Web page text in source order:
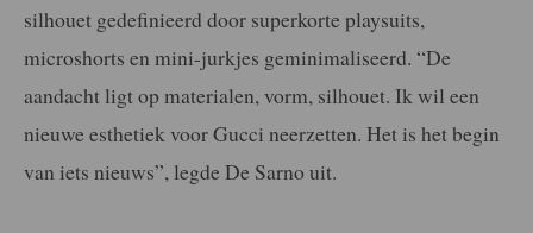
silhouet gedefinieerd door superkorte playsuits,
microshorts en mini-jurkjes geminimaliseerd. “De
aandacht ligt op materialen, vorm, silhouet. Ik wil een
nieuwe esthetiek voor Gucci neerzetten. Het is het begin
van iets nieuws”, legde De Sarno uit.